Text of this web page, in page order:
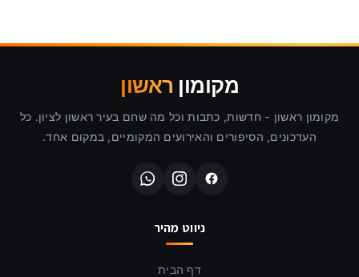
מקומון ראשון
מקומון ראשון - חדשות, כתבות וכל מה שחם בעיר ראשון לציון. כל
העדכונים, הסיפורים והאירועים המקומיים, במקום אחד.
ניווט מהיר
דף הבית